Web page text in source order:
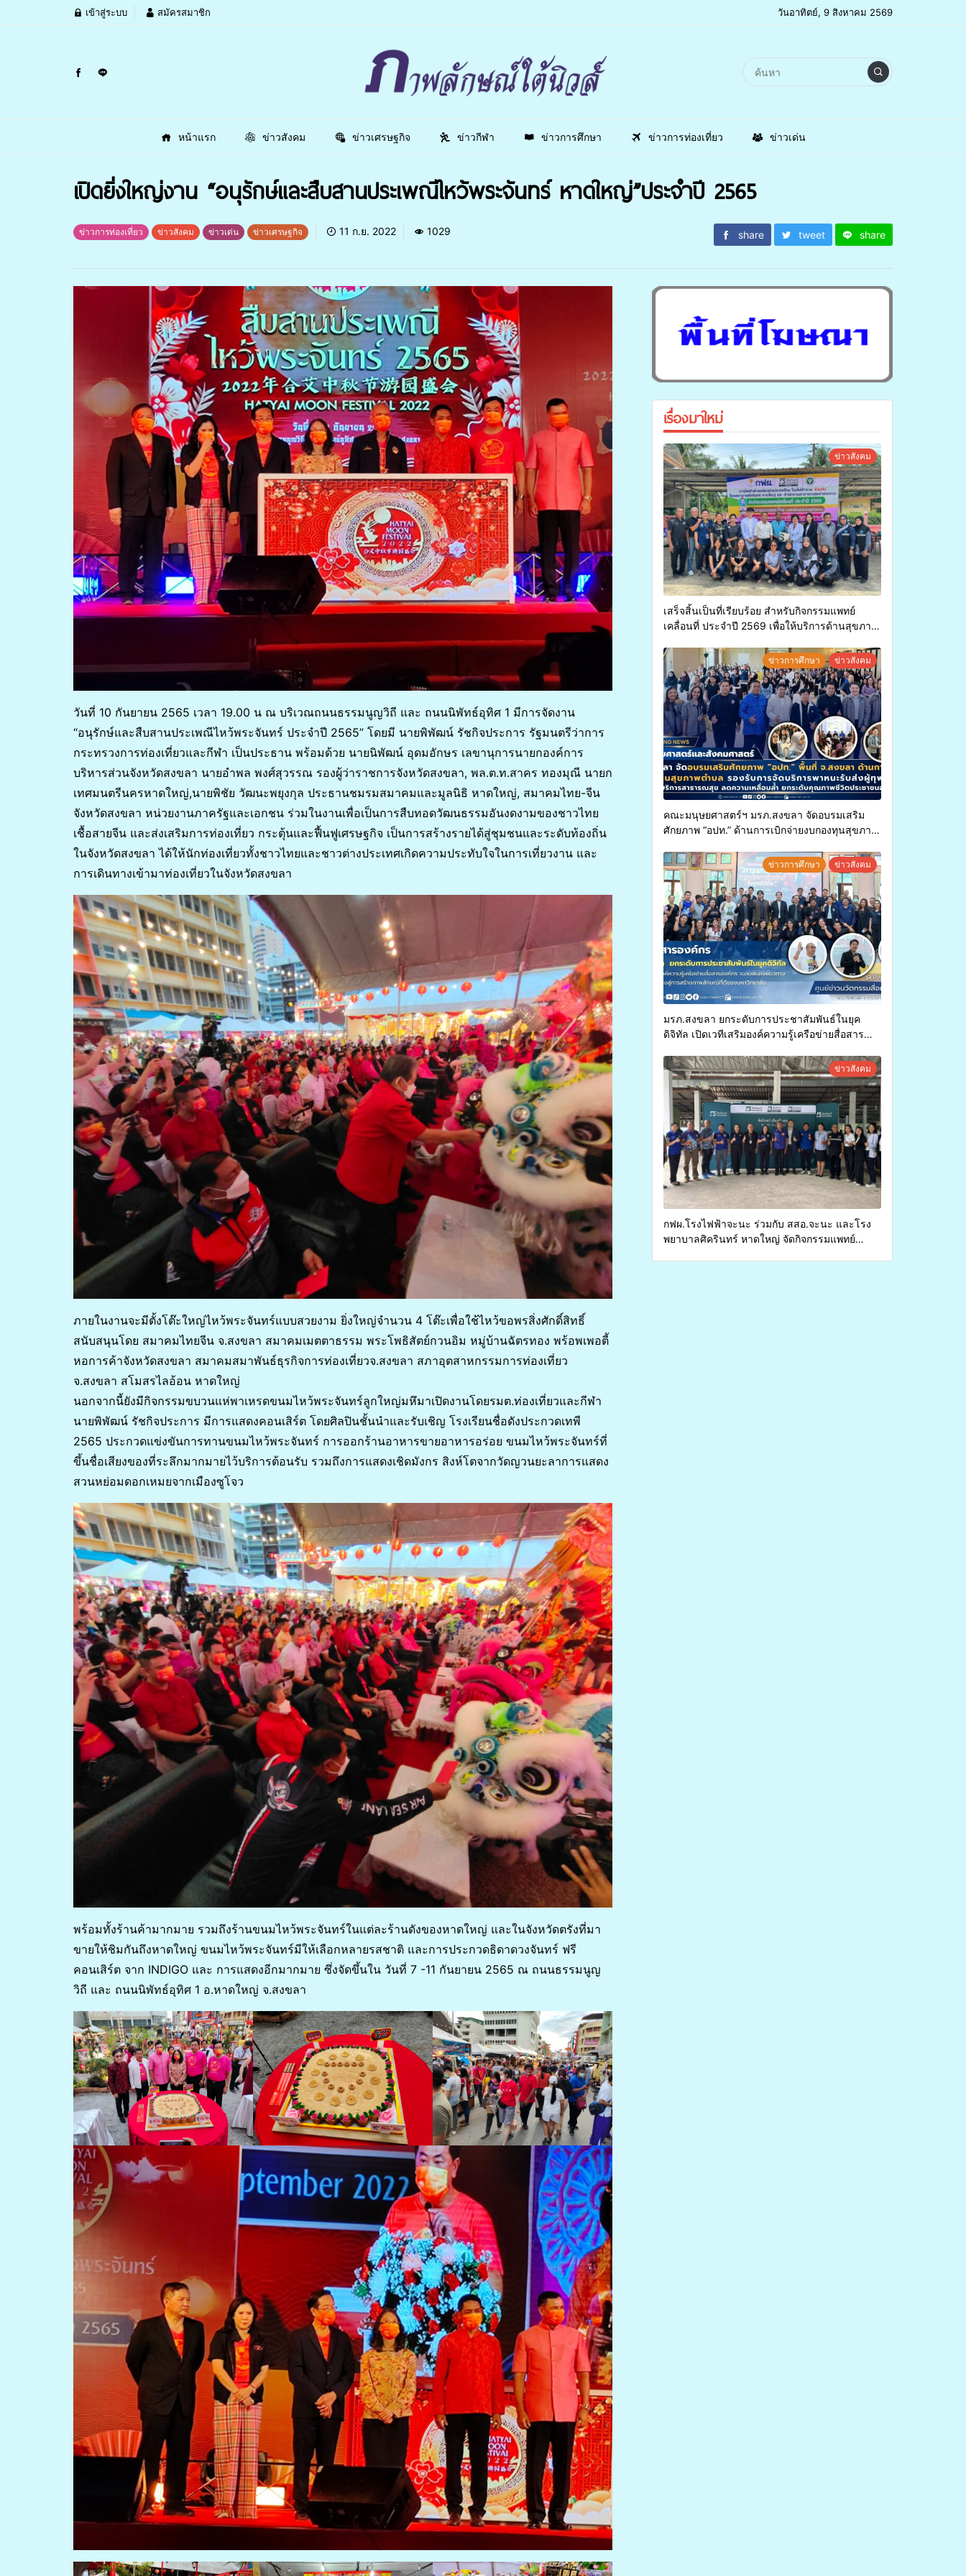
เข้าสู่ระบบ สมัครสมาชิก วันอาทิตย์, 9 สิงหาคม 2569
หน้าแรก ข่าวสังคม ข่าวเศรษฐกิจ ข่าวกีฬา ข่าวการศึกษา ข่าวการท่องเที่ยว ข่าวเด่น
เปิดยิ่งใหญ่งาน “อนุรักษ์และสืบสานประเพณีไหว้พระจันทร์ หาดใหญ่”ประจำปี 2565
ข่าวการท่องเที่ยว ข่าวสังคม ข่าวเด่น ข่าวเศรษฐกิจ 11 ก.ย. 2022 1029 share tweet share
วันที่ 10 กันยายน 2565 เวลา 19.00 น ณ บริเวณถนนธรรมนูญวิถี และ ถนนนิพัทธ์อุทิศ 1 มีการจัดงาน
“อนุรักษ์และสืบสานประเพณีไหว้พระจันทร์ ประจำปี 2565” โดยมี นายพิพัฒน์ รัชกิจประการ รัฐมนตรีว่าการ
กระทรวงการท่องเที่ยวและกีฬา เป็นประธาน พร้อมด้วย นายนิพัฒน์ อุดมอักษร เลขานุการนายกองค์การ
บริหารส่วนจังหวัดสงขลา นายอำพล พงศ์สุวรรณ รองผู้ว่าราชการจังหวัดสงขลา, พล.ต.ท.สาคร ทองมุณี นายก
เทศมนตรีนครหาดใหญ่,นายพิชัย วัฒนะพยุงกุล ประธานชมรมสมาคมและมูลนิธิ หาดใหญ่, สมาคมไทย-จีน
จังหวัดสงขลา หน่วยงานภาครัฐและเอกชน ร่วมในงานเพื่อเป็นการสืบทอดวัฒนธรรมอันงดงามของชาวไทย
เชื้อสายจีน และส่งเสริมการท่องเที่ยว กระตุ้นและฟื้นฟูเศรษฐกิจ เป็นการสร้างรายได้สู่ชุมชนและระดับท้องถิ่น
ในจังหวัดสงขลา ได้ให้นักท่องเที่ยวทั้งชาวไทยและชาวต่างประเทศเกิดความประทับใจในการเที่ยวงาน และ
การเดินทางเข้ามาท่องเที่ยวในจังหวัดสงขลา
ภายในงานจะมีตั้งโต๊ะใหญ่ไหว้พระจันทร์แบบสวยงาม ยิ่งใหญ่จำนวน 4 โต๊ะเพื่อใช้ไหว้ขอพรสิ่งศักดิ์สิทธิ์
สนับสนุนโดย สมาคมไทยจีน จ.สงขลา สมาคมเมตตาธรรม พระโพธิสัตย์กวนอิม หมู่บ้านฉัตรทอง พร้อพเพอตี้
หอการค้าจังหวัดสงขลา สมาคมสมาพันธ์ธุรกิจการท่องเที่ยวจ.สงขลา สภาอุตสาหกรรมการท่องเที่ยว
จ.สงขลา สโมสรไลอ้อน หาดใหญ่
นอกจากนี้ยังมีกิจกรรมขบวนแห่พาเหรดขนมไหว้พระจันทร์ลูกใหญ่มหึมาเปิดงานโดยรมต.ท่องเที่ยวและกีฬา
นายพิพัฒน์ รัชกิจประการ มีการแสดงคอนเสิร์ต โดยศิลปินชั้นนำและรับเชิญ โรงเรียนชื่อดังประกวดเทพี
2565 ประกวดแข่งขันการทานขนมไหว้พระจันทร์ การออกร้านอาหารขายอาหารอร่อย ขนมไหว้พระจันทร์ที่
ขึ้นชื่อเสียงของที่ระลึกมากมายไว้บริการต้อนรับ รวมถึงการแสดงเชิดมังกร สิงห์โตจากวัดญวนยะลาการแสดง
สวนหย่อมดอกเหมยจากเมืองซูโจว
พร้อมทั้งร้านค้ามากมาย รวมถึงร้านขนมไหว้พระจันทร์ในแต่ละร้านดังของหาดใหญ่ และในจังหวัดตรังที่มา
ขายให้ชิมกันถึงหาดใหญ่ ขนมไหว้พระจันทร์มีให้เลือกหลายรสชาติ และการประกวดธิดาดวงจันทร์ ฟรี
คอนเสิร์ต จาก INDIGO และ การแสดงอีกมากมาย ซึ่งจัดขึ้นใน วันที่ 7 -11 กันยายน 2565 ณ ถนนธรรมนูญ
วิถี และ ถนนนิพัทธ์อุทิศ 1 อ.หาดใหญ่ จ.สงขลา
เรื่องมาใหม่
ข่าวสังคม
เสร็จสิ้นเป็นที่เรียบร้อย สำหรับกิจกรรมแพทย์
เคลื่อนที่ ประจำปี 2569 เพื่อให้บริการด้านสุขภาพ
ข่าวการศึกษา ข่าวสังคม
คณะมนุษยศาสตร์ฯ มรภ.สงขลา จัดอบรมเสริม
ศักยภาพ “อปท.” ด้านการเบิกจ่ายงบกองทุนสุขภาพ
ทุพพลภาพเพื่อเข้ารับบริการสาธารณสุข ลดความ
เหลื่อมล้ำ ยกระดับคุณภาพชีวิตประชาชนอย่าง
ยั่งยืน
ข่าวการศึกษา ข่าวสังคม
มรภ.สงขลา ยกระดับการประชาสัมพันธ์ในยุค
ดิจิทัล เปิดเวทีเสริมองค์ความรู้เครือข่ายสื่อสาร
การสร้างภาพลักษณ์ที่ดีของมหาวิทยาลัยข่าวสังคม
กฟผ.โรงไฟฟ้าจะนะ ร่วมกับ สสอ.จะนะ และโรง
พยาบาลศิครินทร์ หาดใหญ่ จัดกิจกรรมแพทย์